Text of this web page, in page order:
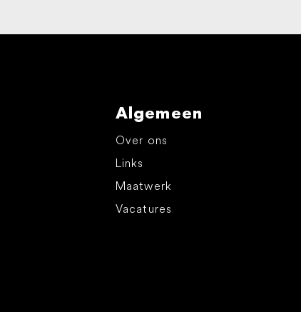
Algemeen
Over ons
Links
Maatwerk
Vacatures